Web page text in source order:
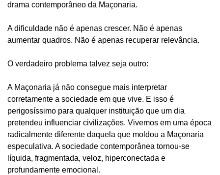
drama contemporâneo da Maçonaria.
A dificuldade não é apenas crescer. Não é apenas
aumentar quadros. Não é apenas recuperar relevância.
O verdadeiro problema talvez seja outro:
A Maçonaria já não consegue mais interpretar
corretamente a sociedade em que vive. E isso é
perigosíssimo para qualquer instituição que um dia
pretendeu influenciar civilizações. Vivemos em uma época
radicalmente diferente daquela que moldou a Maçonaria
especulativa. A sociedade contemporânea tornou-se
líquida, fragmentada, veloz, hiperconectada e
profundamente emocional.